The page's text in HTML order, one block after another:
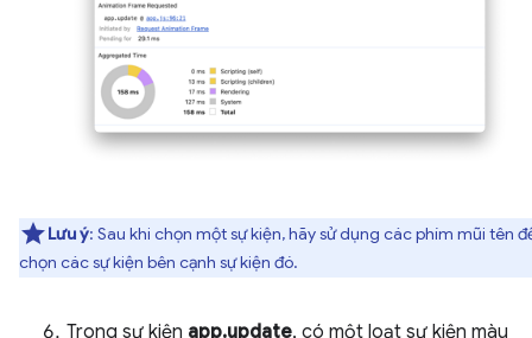
Lưu ý: Sau khi chọn một sự kiện, hãy sử dụng các phím mũi tên
chọn các sự kiện bên cạnh sự kiện đó.
Trong sự kiện app.update, có một loạt sự kiện màu